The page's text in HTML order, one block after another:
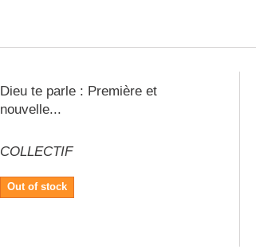
Dieu te parle : Première et
nouvelle...
COLLECTIF
Out of stock